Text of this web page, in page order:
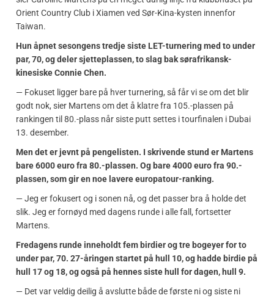
Orient Country Club i Xiamen ved Sør-Kina-kysten innenfor
Taiwan.
Hun åpnet sesongens tredje siste LET-turnering med to under
par, 70, og deler sjetteplassen, to slag bak sørafrikansk-
kinesiske Connie Chen.
— Fokuset ligger bare på hver turnering, så får vi se om det blir
godt nok, sier Martens om det å klatre fra 105.-plassen på
rankingen til 80.-plass når siste putt settes i tourfinalen i Dubai
13. desember.
Men det er jevnt på pengelisten. I skrivende stund er Martens
bare 6000 euro fra 80.-plassen. Og bare 4000 euro fra 90.-
plassen, som gir en noe lavere europatour-ranking.
— Jeg er fokusert og i sonen nå, og det passer bra å holde det
slik. Jeg er fornøyd med dagens runde i alle fall, fortsetter
Martens.
Fredagens runde inneholdt fem birdier og tre bogeyer for to
under par, 70. 27-åringen startet på hull 10, og hadde birdie på
hull 17 og 18, og også på hennes siste hull for dagen, hull 9.
— Det var veldig deilig å avslutte både de første ni og siste ni